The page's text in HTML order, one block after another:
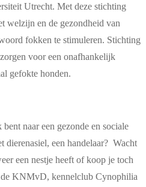
Utrecht. Met deze stichting
welzijn en de gezondheid van
fokken te stimuleren. Stichting
voor een onafhankelijk
gefokte honden.
naar een gezonde en sociale
dierenasiel, een handelaar? Wacht
een nestje heeft of koop je toch
KNMvD, kennelclub Cynophilia